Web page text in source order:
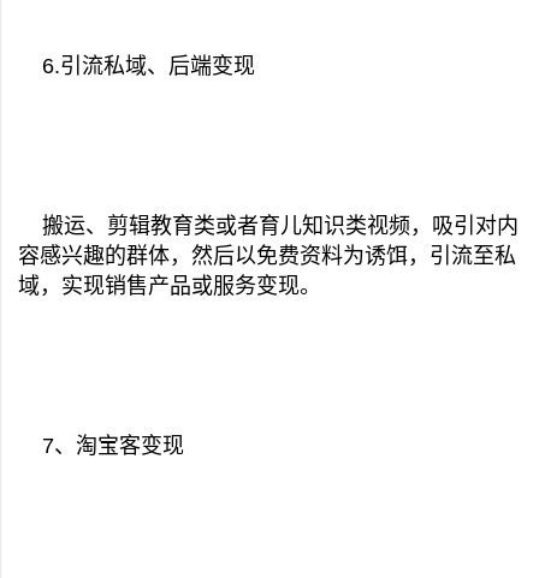
6.引流私域、后端变现
搬运、剪辑教育类或者育儿知识类视频，吸引对内
容感兴趣的群体，然后以免费资料为诱饵，引流至私
域，实现销售产品或服务变现。
7、淘宝客变现